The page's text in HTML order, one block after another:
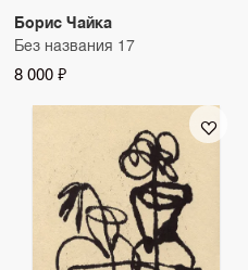
Борис Чайка
Без названия 17
8 000 ₽